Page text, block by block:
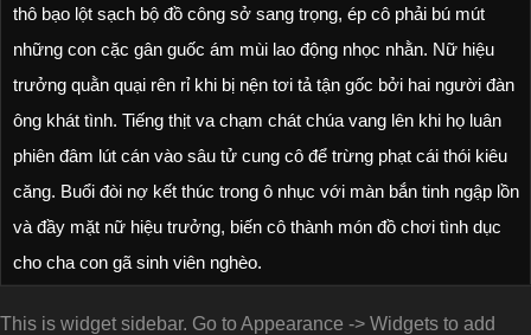
thô bạo lột sạch bộ đồ công sở sang trọng, ép cô phải bú mút
những con cặc gân guốc ám mùi lao động nhọc nhằn. Nữ hiệu
trưởng quằn quại rên rỉ khi bị nện tơi tả tận gốc bởi hai người đàn
ông khát tình. Tiếng thịt va chạm chát chúa vang lên khi họ luân
phiên đâm lút cán vào sâu tử cung cô để trừng phạt cái thói kiêu
căng. Buổi đòi nợ kết thúc trong ô nhục với màn bắn tinh ngập lồn
và đầy mặt nữ hiệu trưởng, biến cô thành món đồ chơi tình dục
cho cha con gã sinh viên nghèo.
This is widget sidebar. Go to Appearance -> Widgets to add